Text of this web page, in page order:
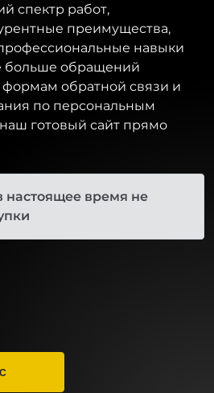
спектр работ,
преимущества,
навыки
больше обращений
обратной связи и
по персональным
готовый сайт прямо
настоящее время не